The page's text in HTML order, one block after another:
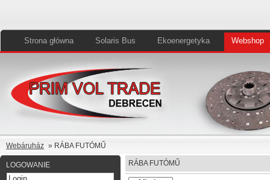
Strona główna Solaris Bus Ekoenergetyka Webshop
Webáruház » RÁBA FUTÓMŰ
LOGOWANIE RÁBA FUTÓMŰ